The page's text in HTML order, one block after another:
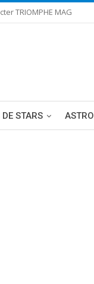
TRIOMPHE MAG
STARS ASTRO